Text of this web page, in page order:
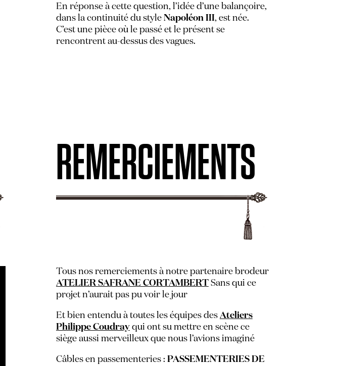
En réponse à cette question, l’idée d’une balançoire,
dans la continuité du style Napoléon III, est née.
C’est une pièce où le passé et le présent se
rencontrent au-dessus des vagues.
REMERCIEMENTS
Tous nos remerciements à notre partenaire brodeur
ATELIER SAFRANE CORTAMBERT Sans qui ce
projet n’aurait pas pu voir le jour
Et bien entendu à toutes les équipes des Ateliers
Philippe Coudray qui ont su mettre en scène ce
siège aussi merveilleux que nous l’avions imaginé
Câbles en passementeries : PASSEMENTERIES DE